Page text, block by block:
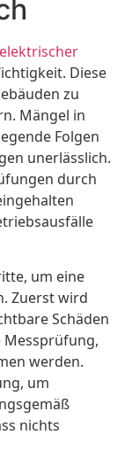
Diese
zu
Mängel in
Folgen
unerlässlich.
durch
um eine
Zuerst wird
Schäden
Messprüfung,
werden.
um
nichts